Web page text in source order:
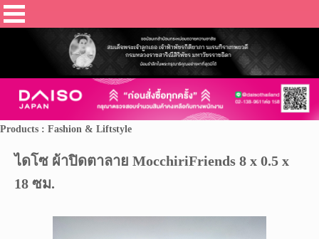
Products : Fashion & Liftstyle
ไดโซ ผ้าปิดตาลาย MocchiriFriends 8 x 0.5 x
18 ซม.